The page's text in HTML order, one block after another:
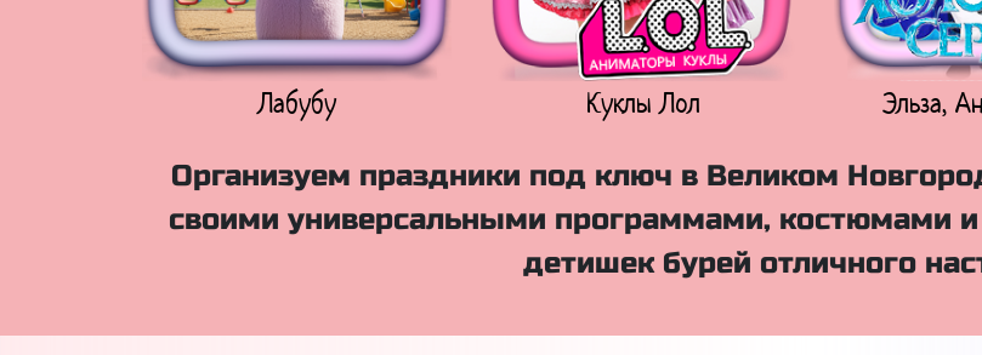
Лабубу Куклы Лол Эльза,
Организуем праздники под ключ в Великом
своими универсальными программами, костюмами
детишек бурей отличного